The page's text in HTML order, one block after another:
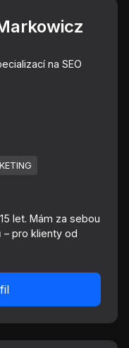
na SEO
let. Mám za sebou
pro klienty od